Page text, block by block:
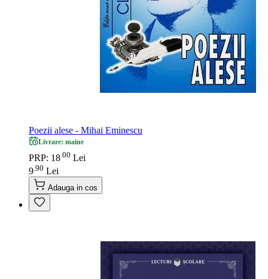
Poezii alese - Mihai Eminescu
Livrare: maine
PRP: 18 00 Lei
9 90 Lei
Adauga in cos